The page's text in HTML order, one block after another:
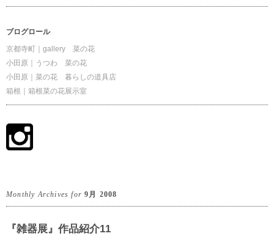
ブログロール
京都寺町｜gallery 菜の花
小田原｜うつわ 菜の花
小田原｜菜の花 暮らしの道具店
箱根｜箱根菜の花展示室
Monthly Archives for9月 2008
『雑器展』作品紹介11